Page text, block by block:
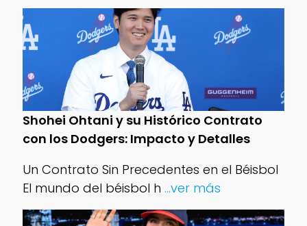
Shohei Ohtani y su Histórico Contrato
con los Dodgers: Impacto y Detalles
Un Contrato Sin Precedentes en el Béisbol
El mundo del béisbol h ...ver más